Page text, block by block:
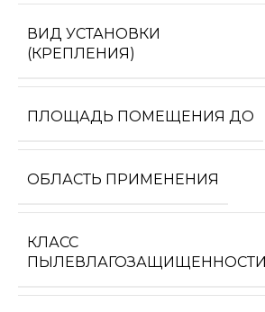
ВИД УСТАНОВКИ
(КРЕПЛЕНИЯ)
ПЛОЩАДЬ ПОМЕЩЕНИЯ ДО
ОБЛАСТЬ ПРИМЕНЕНИЯ
КЛАСС
ПЫЛЕВЛАГОЗАЩИЩЕННОСТИ